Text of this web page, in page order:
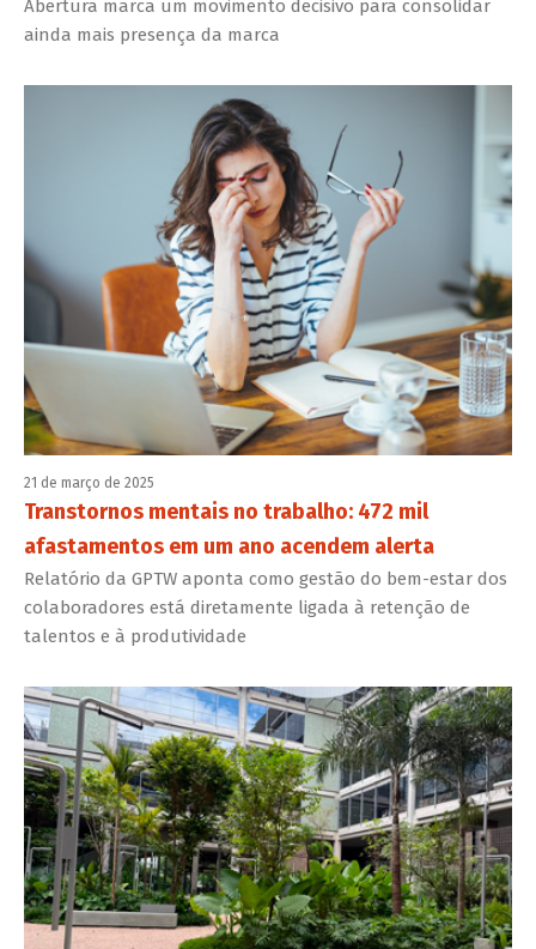
Abertura marca um movimento decisivo para consolidar
ainda mais presença da marca
21 de março de 2025
Transtornos mentais no trabalho: 472 mil
afastamentos em um ano acendem alerta
Relatório da GPTW aponta como gestão do bem-estar dos
colaboradores está diretamente ligada à retenção de
talentos e à produtividade